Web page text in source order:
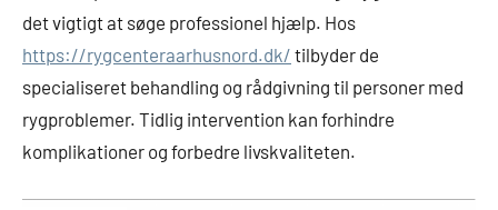
det vigtigt at søge professionel hjælp. Hos
https://rygcenteraarhusnord.dk/ tilbyder de
specialiseret behandling og rådgivning til personer med
rygproblemer. Tidlig intervention kan forhindre
komplikationer og forbedre livskvaliteten.